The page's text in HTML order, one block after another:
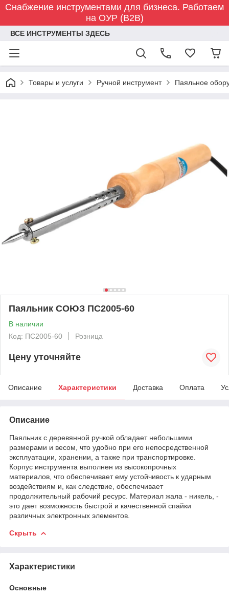
Снабжение инструментами для бизнеса. Работаем
на ОУР (B2B)
ВСЕ ИНСТРУМЕНТЫ ЗДЕСЬ
Товары и услуги Ручной инструмент Паяльное
Паяльник СОЮЗ ПС2005-60
В наличии
Код: ПС2005-60
Розница
Цену уточняйте
Описание Характеристики Доставка Оплата
Описание
Паяльник с деревянной ручкой обладает небольшими
размерами и весом, что удобно при его непосредственной
эксплуатации, хранении, а также при транспортировке.
Корпус инструмента выполнен из высокопрочных
материалов, что обеспечивает ему устойчивость к ударным
воздействиям и, как следствие, обеспечивает
продолжительный рабочий ресурс. Материал жала - никель, -
это дает возможность быстрой и качественной спайки
различных электронных элементов.
Скрыть
Характеристики
Основные